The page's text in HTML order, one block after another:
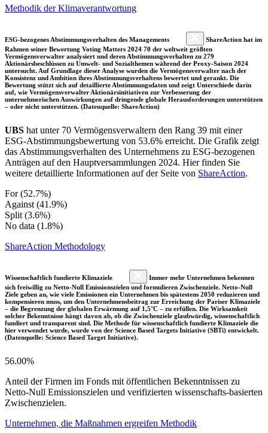
Methodik der Klimaverantwortung
ESG-bezogenes Abstimmungsverhalten des Managements
ShareAction hat im
Rahmen seiner Bewertung Voting Matters 2024 70 der weltweit größten
Vermögensverwalter analysiert und deren Abstimmungsverhalten zu 279
Aktionärsbeschlüssen zu Umwelt- und Sozialthemen während der Proxy-Saison 2024
untersucht. Auf Grundlage dieser Analyse wurden die Vermögensverwalter nach der
Konsistenz und Ambition ihres Abstimmungsverhaltens bewertet und gerankt. Die
Bewertung stützt sich auf detaillierte Abstimmungsdaten und zeigt Unterschiede darin
auf, wie Vermögensverwalter Aktionärsinitiativen zur Verbesserung der
unternehmerischen Auswirkungen auf dringende globale Herausforderungen unterstützen
– oder nicht unterstützen. (Datenquelle: ShareAction)
UBS hat unter 70 Vermögensverwaltern den Rang 39 mit einer
ESG-Abstimmungsbewertung von 53.6% erreicht. Die Grafik zeigt
das Abstimmungsverhalten des Unternehmens zu ESG-bezogenen
Anträgen auf den Hauptversammlungen 2024. Hier finden Sie
weitere detaillierte Informationen auf der Seite von ShareAction.
For (52.7%)
Against (41.9%)
Split (3.6%)
No data (1.8%)
ShareAction Methodology
Wissenschaftlich fundierte Klimaziele
Immer mehr Unternehmen bekennen
sich freiwillig zu Netto-Null Emissionszielen und formulieren Zwischenziele. Netto-Null
Ziele geben an, wie viele Emissionen ein Unternehmen bis spätestens 2050 reduzieren und
kompensieren muss, um den Unternehmensbeitrag zur Erreichung der Pariser Klimaziele
– die Begrenzung der globalen Erwärmung auf 1,5°C – zu erfüllen. Die Wirksamkeit
solcher Bekenntnisse hängt davon ab, ob die Zwischenziele glaubwürdig, wissenschaftlich
fundiert und transparent sind. Die Methode für wissenschaftlich fundierte Klimaziele die
hier verwendet wurde, wurde von der Science Based Targets Initiative (SBTi) entwickelt.
(Datenquelle: Science Based Target Initiative).
56.00%
Anteil der Firmen im Fonds mit öffentlichen Bekenntnissen zu
Netto-Null Emissionszielen und verifizierten wissenschafts-basierten
Zwischenzielen.
Unternehmen, die Maßnahmen ergreifen Methodik